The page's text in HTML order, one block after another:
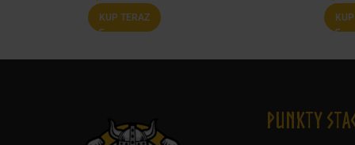
KUP TERAZ
Punkty